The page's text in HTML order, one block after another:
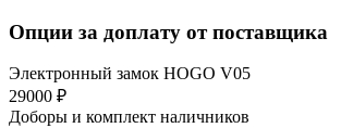
Опции за доплату от поставщика
Электронный замок HOGO V05
29000 ₽
Доборы и комплект наличников